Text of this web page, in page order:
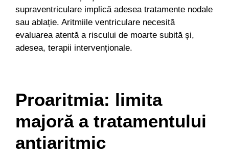
supraventriculare implică adesea tratamente nodale
sau ablație. Aritmiile ventriculare necesită
evaluarea atentă a riscului de moarte subită și,
adesea, terapii intervenționale.
Proaritmia: limita
majoră a tratamentului
antiaritmic